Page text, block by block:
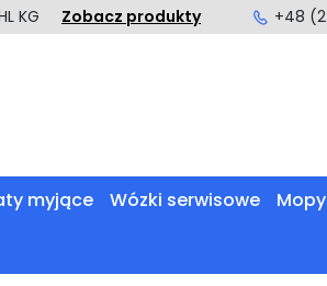
KG Zobacz produkty +48
myjące Wózki serwisowe